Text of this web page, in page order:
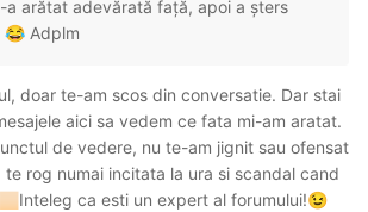
a arătat adevărată față, apoi a șters
😂 Adplm
doar te-am scos din conversatie. Dar stai
aici sa vedem ce fata mi-am aratat.
de vedere, nu te-am jignit sau ofensat
te rog numai incitata la ura si scandal cand
Inteleg ca esti un expert al forumului!😉